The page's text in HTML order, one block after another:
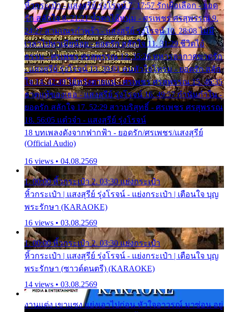
หิ้วกระเป๋า - แสงสุรีย์ รุ่งโรจน์ 7. 17:57 รักเผื่อเลือก - ยอด
รัก สลักใจ 8. 21:21 น้ำตาไอ้หนุ่ม - ศรเพชร ศรสุพรรณ 9.
24:27 สามเณรกำพร้า - แสงสุรีย์ รุ่งโรจน์ 10. 28:08 ไม่มี
เวลาไปหาเมียน้อย - ยอดรัก สลักใจ 11. 31:29 ชีวิตไอ้
ธรรม - ศรเพชร ศรสุพรรณ 12. 35:26 ทหารอากาศขาดรัก
- แสงสุรีย์ รุ่งโรจน์ 13. 39:01 คนหัวใจโทรม - ยอดรัก สลัก
ใจ 14. 42:49 ไอ้หวังตายแน่ - ศรเพชร ศรสุพรรณ 15. 46:35
ธาตุแท้ของเธอ - แสงสุรีย์ รุ่งโรจน์ 16. 49:57 กำนันกำใน -
ยอดรัก สลักใจ 17. 52:29 สาวบริสุทธิ์ - ศรเพชร ศรสุพรรณ
18. 56:05 แต๋วจ๋า - แสงสุรีย์ รุ่งโรจน์
18 บทเพลงดังจากฟากฟ้า - ยอดรัก/ศรเพชร/แสงสุรีย์
(Official Audio)
16 views • 04.08.2569
1. 00:00 หิ้วกระเป๋า 2. 03:30 แย่งกระเป๋า
หิ้วกระเป๋า | แสงสุรีย์ รุ่งโรจน์ - แย่งกระเป๋า | เตือนใจ บุญ
พระรักษา (KARAOKE)
16 views • 03.08.2569
1. 00:00 หิ้วกระเป๋า 2. 03:30 แย่งกระเป๋า
หิ้วกระเป๋า | แสงสุรีย์ รุ่งโรจน์ - แย่งกระเป๋า | เตือนใจ บุญ
พระรักษา (ซาวด์ดนตรี) (KARAOKE)
14 views • 03.08.2569
งานแต่ง เขาแซง แย่งเอาไปก่อน หัวใจอาวรณ์ มาซ่อน อยู่